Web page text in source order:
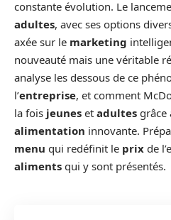
constante évolution. Le
adultes, avec ses options
axée sur le marketing
nouveauté mais une véritable
analyse les dessous de ce
l’entreprise, et comment
la fois jeunes et adultes grâce
alimentation innovante.
menu qui redéfinit le prix de
aliments qui y sont présentés.